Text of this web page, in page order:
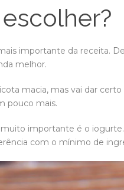
importante da receita.
melhor.
macia, mas vai dar
pouco mais.
importante é o
com o mínimo de